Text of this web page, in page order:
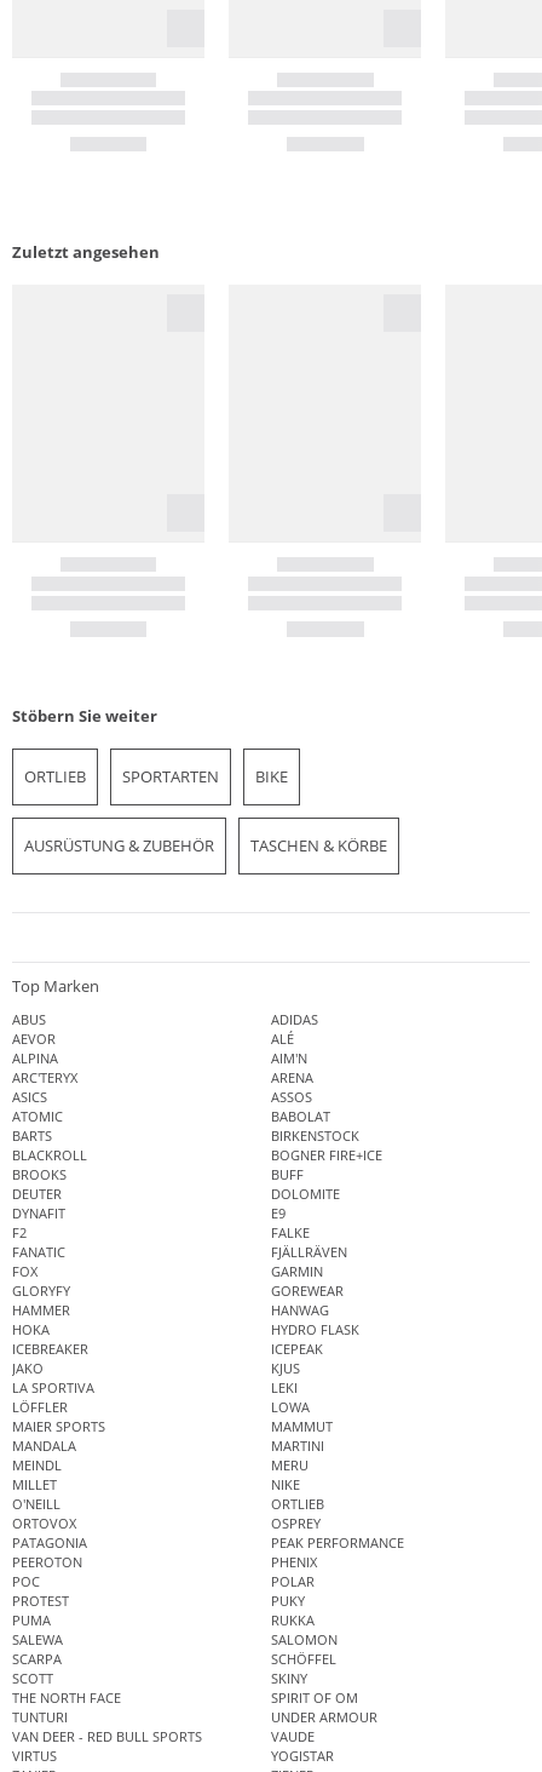
Zuletzt angesehen
Stöbern Sie weiter
ORTLIEB SPORTARTEN BIKE
AUSRÜSTUNG & ZUBEHÖR TASCHEN & KÖRBE
Top Marken
ABUS
ADIDAS
AEVOR
ALÉ
ALPINA
AIM'N
ARC'TERYX
ARENA
ASICS
ASSOS
ATOMIC
BABOLAT
BARTS
BIRKENSTOCK
BLACKROLL
BOGNER FIRE+ICE
BROOKS
BUFF
DEUTER
DOLOMITE
DYNAFIT
E9
F2
FALKE
FANATIC
FJÄLLRÄVEN
FOX
GARMIN
GLORYFY
GOREWEAR
HAMMER
HANWAG
HOKA
HYDRO FLASK
ICEBREAKER
ICEPEAK
JAKO
KJUS
LA SPORTIVA
LEKI
LÖFFLER
LOWA
MAIER SPORTS
MAMMUT
MANDALA
MARTINI
MEINDL
MERU
MILLET
NIKE
O'NEILL
ORTLIEB
ORTOVOX
OSPREY
PATAGONIA
PEAK PERFORMANCE
PEEROTON
PHENIX
POC
POLAR
PROTEST
PUKY
PUMA
RUKKA
SALEWA
SALOMON
SCARPA
SCHÖFFEL
SCOTT
SKINY
THE NORTH FACE
SPIRIT OF OM
TUNTURI
UNDER ARMOUR
VAN DEER - RED BULL SPORTS
VAUDE
VIRTUS
YOGISTAR